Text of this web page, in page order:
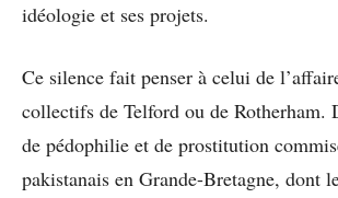
idéologie et ses projets.
Ce silence fait penser à celui de
collectifs de Telford ou de Rotherham.
de pédophilie et de prostitution
pakistanais en Grande-Bretagne, dont